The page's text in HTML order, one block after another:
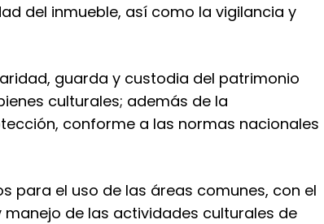
del inmueble, así como la vigilancia y
guarda y custodia del patrimonio
culturales; además de la
conforme a las normas nacionales
para el uso de las áreas comunes, con el
de las actividades culturales de